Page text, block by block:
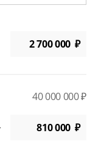
40 000 000 ₽